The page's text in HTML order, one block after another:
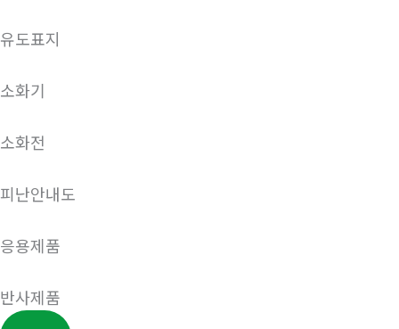
유도표지
소화기
소화전
피난안내도
응용제품
반사제품